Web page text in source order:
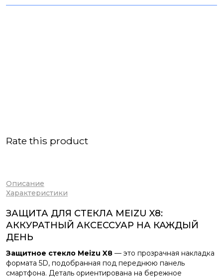
Rate this product
Описание
Характеристики
ЗАЩИТА ДЛЯ СТЕКЛА MEIZU X8:
АККУРАТНЫЙ АКСЕССУАР НА КАЖДЫЙ
ДЕНЬ
Защитное стекло Meizu X8 — это прозрачная накладка
формата 5D, подобранная под переднюю панель
смартфона. Деталь ориентирована на бережное